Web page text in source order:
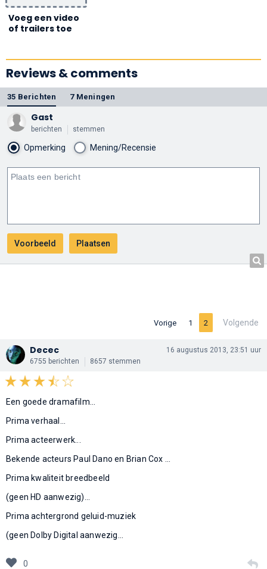
Voeg een video
of trailers toe
Reviews & comments
35 Berichten 7 Meningen
Gast
berichten stemmen
Opmerking Mening/Recensie
Vorige 1 2 Volgende
Decec
6755 berichten 8657 stemmen
16 augustus 2013, 23:51 uur
Een goede dramafilm...
Prima verhaal...
Prima acteerwerk...
Bekende acteurs Paul Dano en Brian Cox ...
Prima kwaliteit breedbeeld
(geen HD aanwezig)...
Prima achtergrond geluid-muziek
(geen Dolby Digital aanwezig...
0